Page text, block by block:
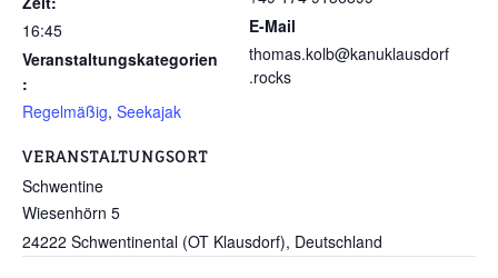
16:45
Veranstaltungskategorien
:
Regelmäßig, Seekajak
VERANSTALTUNGSORT
Schwentine
Wiesenhörn 5
24222 Schwentinental (OT Klausdorf), Deutschland
E-Mail
thomas.kolb@kanuklausdorf
.rocks